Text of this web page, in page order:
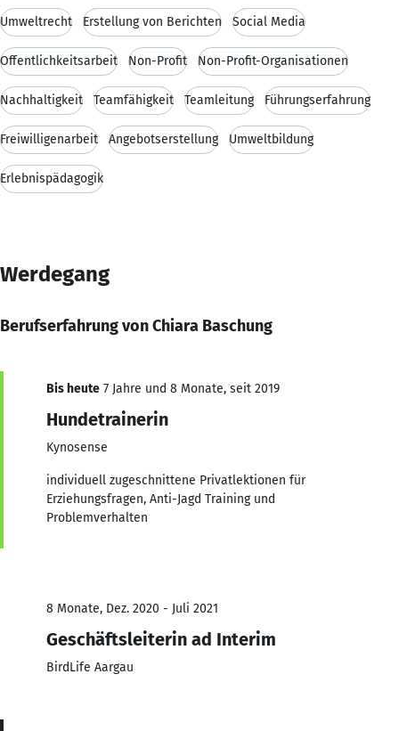
Umweltrecht Erstellung von Berichten Social Media
Öffentlichkeitsarbeit Non-Profit Non-Profit-Organisationen
Nachhaltigkeit Teamfähigkeit Teamleitung Führungserfahrung
Freiwilligenarbeit Angebotserstellung Umweltbildung
Erlebnispädagogik
Werdegang
Berufserfahrung von Chiara Baschung
Bis heute 7 Jahre und 8 Monate, seit 2019
Hundetrainerin
Kynosense
individuell zugeschnittene Privatlektionen für
Erziehungsfragen, Anti-Jagd Training und
Problemverhalten
8 Monate, Dez. 2020 - Juli 2021
Geschäftsleiterin ad Interim
BirdLife Aargau